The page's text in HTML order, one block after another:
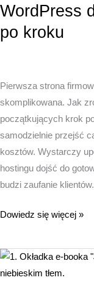
WordPress
po kroku
Pierwsza strona
skomplikowana. Jak
początkujących krok
samodzielnie przejść
kosztów. Wystarczy
hostingu dojść do
budzi zaufanie
Jak
stronę
Dowiedz się więcej »